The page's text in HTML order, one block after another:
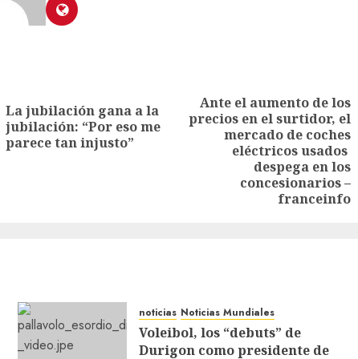
La jubilación gana a la
jubilación: “Por eso me
parece tan injusto”
Ante el aumento de los
precios en el surtidor, el
mercado de coches
eléctricos usados ​​
despega en los
concesionarios –
franceinfo
noticias Noticias Mundiales
Voleibol, los “debuts” de
Durigon como presidente de